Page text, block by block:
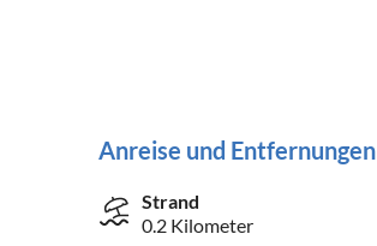
Anreise und Entfernungen
Strand
0.2 Kilometer